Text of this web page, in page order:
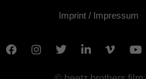
Imprint / Impressum